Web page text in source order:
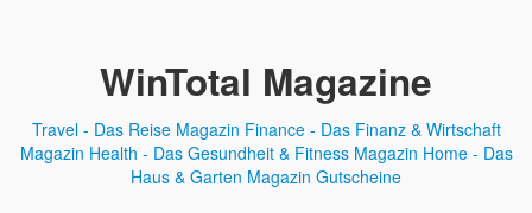
WinTotal Magazine
Travel - Das Reise Magazin Finance - Das Finanz & Wirtschaft
Magazin Health - Das Gesundheit & Fitness Magazin Home - Das
Haus & Garten Magazin Gutscheine